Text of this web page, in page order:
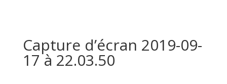
Capture d’écran 2019-09-
17 à 22.03.50